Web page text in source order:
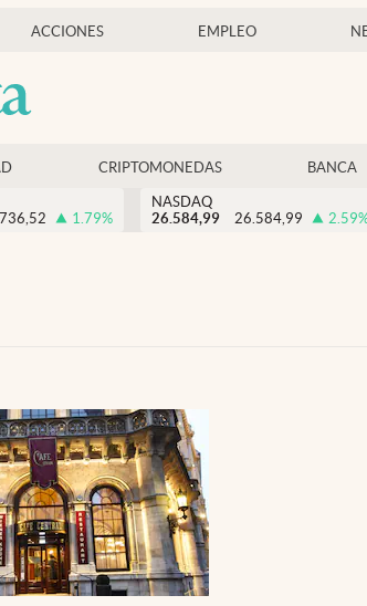
ACCIONES EMPLEO
CRIPTOMONEDAS BANCA
1.79%
NASDAQ
26.584,99
26.584,99 2.59